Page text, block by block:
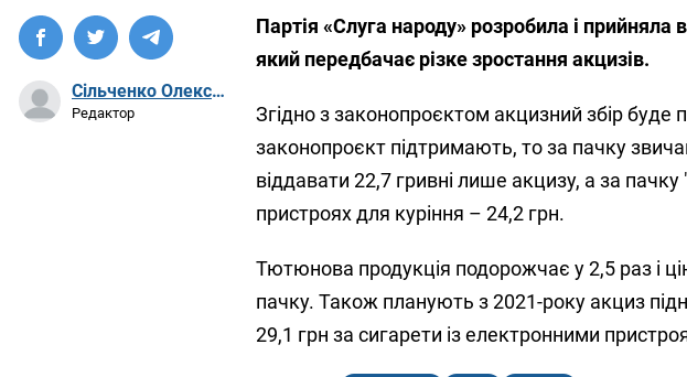
Сільченко Олександр Артурович
Редактор
Партія «Слуга народу» розробила і
який передбачає різке зростання акцизів.
Згідно з законопроєктом акцизний збір буде
законопроєкт підтримають, то за пачку
віддавати 22,7 гривні лише акцизу, а за
пристроях для куріння – 24,2 грн.
Тютюнова продукція подорожчає у 2,5 раз і
пачку. Також планують з 2021-року акциз
29,1 грн за сигарети із електронними